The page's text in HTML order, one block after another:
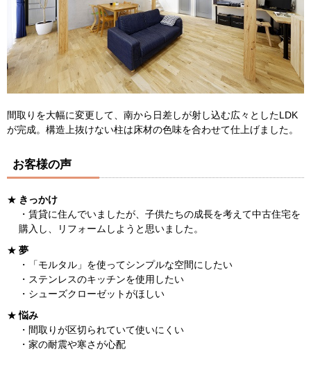
間取りを大幅に変更して、南から日差しが射し込む広々としたLDK
が完成。構造上抜けない柱は床材の色味を合わせて仕上げました。
お客様の声
きっかけ
・賃貸に住んでいましたが、子供たちの成長を考えて中古住宅を
購入し、リフォームしようと思いました。
夢
・「モルタル」を使ってシンプルな空間にしたい
・ステンレスのキッチンを使用したい
・シューズクローゼットがほしい
悩み
・間取りが区切られていて使いにくい
・家の耐震や寒さが心配